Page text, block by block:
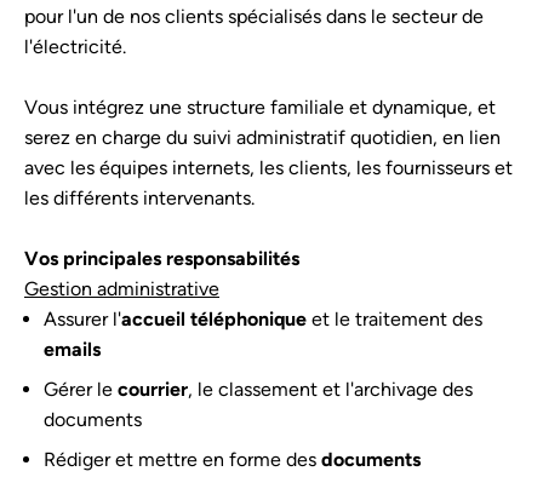
pour l'un de nos clients spécialisés dans le secteur de
l'électricité.
Vous intégrez une structure familiale et dynamique, et
serez en charge du suivi administratif quotidien, en lien
avec les équipes internets, les clients, les fournisseurs et
les différents intervenants.
Vos principales responsabilités
Gestion administrative
Assurer l'accueil téléphonique et le traitement des
emails
Gérer le courrier, le classement et l'archivage des
documents
Rédiger et mettre en forme des documents